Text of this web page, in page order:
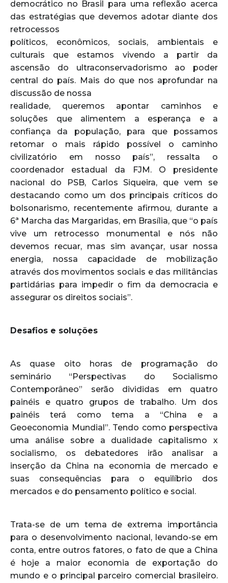
democrático no Brasil para uma reflexão acerca
das estratégias que devemos adotar diante dos
retrocessos
políticos, econômicos, sociais, ambientais e
culturais que estamos vivendo a partir da
ascensão do ultraconservadorismo ao poder
central do país. Mais do que nos aprofundar na
discussão de nossa
realidade, queremos apontar caminhos e
soluções que alimentem a esperança e a
confiança da população, para que possamos
retomar o mais rápido possível o caminho
civilizatório em nosso país”, ressalta o
coordenador estadual da FJM. O presidente
nacional do PSB, Carlos Siqueira, que vem se
destacando como um dos principais críticos do
bolsonarismo, recentemente afirmou, durante a
6ª Marcha das Margaridas, em Brasília, que “o país
vive um retrocesso monumental e nós não
devemos recuar, mas sim avançar, usar nossa
energia, nossa capacidade de mobilização
através dos movimentos sociais e das militâncias
partidárias para impedir o fim da democracia e
assegurar os direitos sociais”.
Desafios e soluções
As quase oito horas de programação do
seminário “Perspectivas do Socialismo
Contemporâneo” serão divididas em quatro
painéis e quatro grupos de trabalho. Um dos
painéis terá como tema a “China e a
Geoeconomia Mundial”. Tendo como perspectiva
uma análise sobre a dualidade capitalismo x
socialismo, os debatedores irão analisar a
inserção da China na economia de mercado e
suas consequências para o equilíbrio dos
mercados e do pensamento político e social.
Trata-se de um tema de extrema importância
para o desenvolvimento nacional, levando-se em
conta, entre outros fatores, o fato de que a China
é hoje a maior economia de exportação do
mundo e o principal parceiro comercial brasileiro.